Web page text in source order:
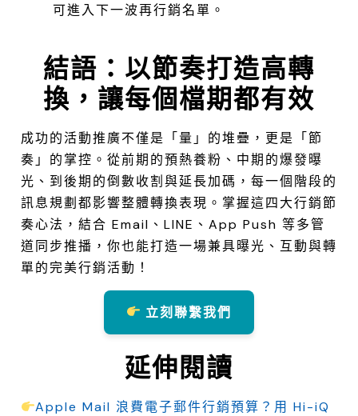
可進入下一波再行銷名單。
結語：以節奏打造高轉
換，讓每個檔期都有效
成功的活動推廣不僅是「量」的堆疊，更是「節
奏」的掌控。 從前期的預熱養粉、中期的爆發曝
光、到後期的倒數收割與延長加碼，每一個階段的
訊息規劃都影響整體轉換表現。 掌握這四大行銷節
奏心法，結合 Email、LINE、App Push 等多管
道同步推播，你也能打造一場兼具曝光、互動與轉
單的完美行銷活動！
立刻聯繫我們
延伸閱讀
Apple Mail 浪費電子郵件行銷預算？用 Hi-iQ